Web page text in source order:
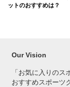
ットのおすすめは？
Our Vision
「お気に入りのス
おすすめスポーツ